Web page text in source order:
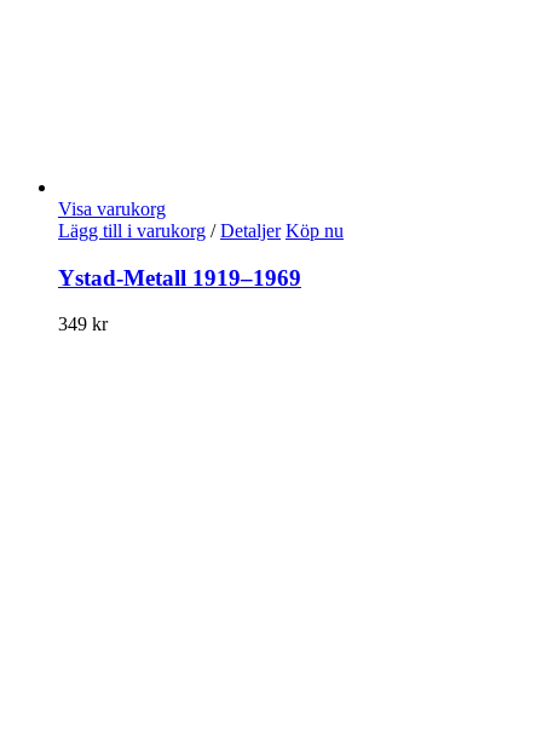
Visa varukorg
Lägg till i varukorg / Detaljer Köp nu
Ystad-Metall 1919–1969
349 kr